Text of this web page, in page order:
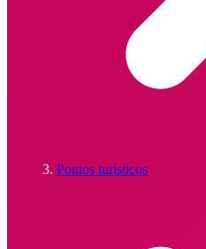
Pontos turísticos